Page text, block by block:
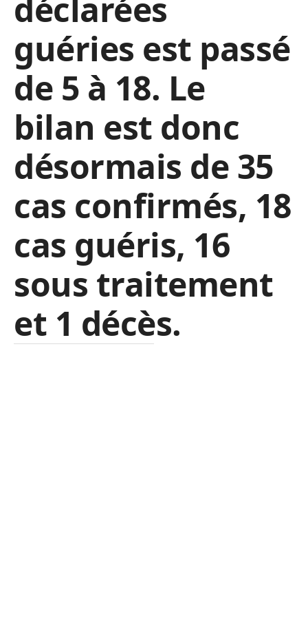
déclarées
guéries est passé
de 5 à 18. Le
bilan est donc
désormais de 35
cas confirmés, 18
cas guéris, 16
sous traitement
et 1 décès.